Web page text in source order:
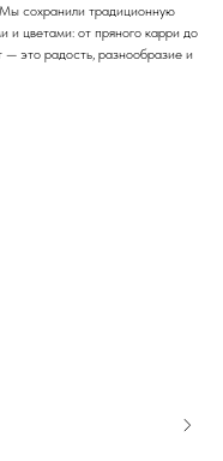
сохранили традиционную
и цветами: от пряного карри до
это радость, разнообразие и